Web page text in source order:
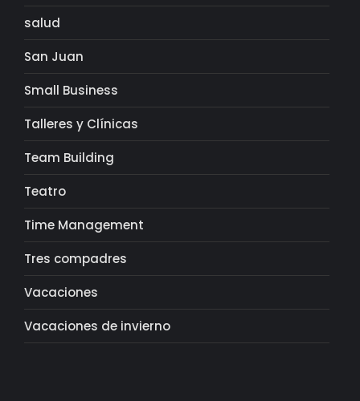
salud
San Juan
Small Business
Talleres y Clínicas
Team Building
Teatro
Time Management
Tres compadres
Vacaciones
Vacaciones de invierno